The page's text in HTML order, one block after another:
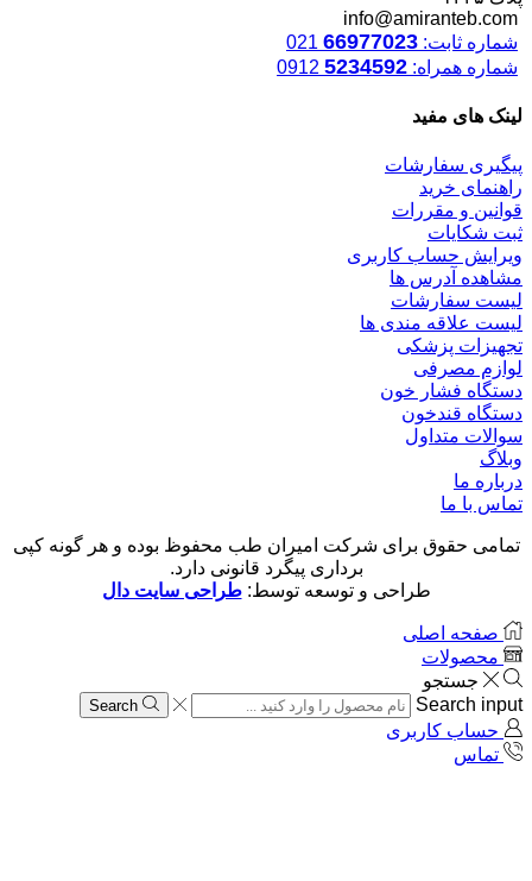
info@amiranteb.com
شماره ثابت: 66977023
شماره همراه: 5234592
لینک های مفید
پیگیری سفارشات
راهنمای خرید
قوانین و مقررات
ثبت شکایات
ویرایش حساب کاربری
مشاهده آدرس ها
لیست سفارشات
لیست علاقه مندی ها
تجهیزات پزشکی
لوازم مصرفی
دستگاه فشار خون
دستگاه قندخون
سوالات متداول
وبلاگ
درباره ما
تماس با ما
تمامی حقوق برای شرکت امیران طب محفوظ بوده و هر گونه کپی
برداری پیگرد قانونی دارد.
طراحی و توسعه توسط:طراحی سایت دال
صفحه اصلی
محصولات
جستجو
Search input
Search
حساب کاربری
تماس